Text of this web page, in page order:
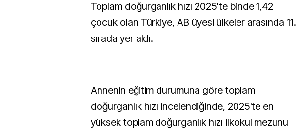
Toplam doğurganlık hızı 2025'te binde 1,42
çocuk olan Türkiye, AB üyesi ülkeler arasında 11.
sırada yer aldı.
Annenin eğitim durumuna göre toplam
doğurganlık hızı incelendiğinde, 2025'te en
yüksek toplam doğurganlık hızı ilkokul mezunu